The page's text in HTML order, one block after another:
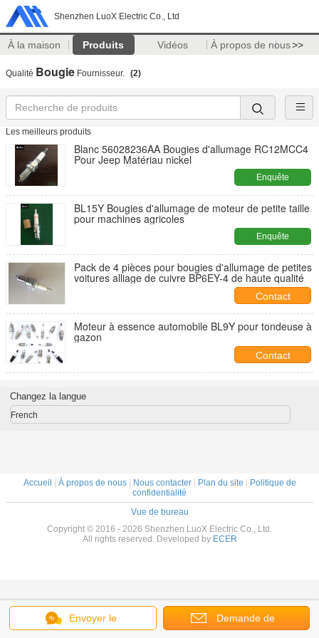
Shenzhen LuoX Electric Co., Ltd
À la maison Produits Vidéos À propos de nous>>
Qualité Bougie Fournisseur. (2)
Les meilleurs produits
Blanc 56028236AA Bougies d'allumage RC12MCC4
Pour Jeep Matériau nickel
Enquête
maintenant
BL15Y Bougies d'allumage de moteur de petite taille
pour machines agricoles
Enquête
maintenant
Pack de 4 pièces pour bougies d'allumage de petites
voitures alliage de cuivre BP6EY-4 de haute qualité
Contact
Moteur à essence automobile BL9Y pour tondeuse à
gazon
Contact
Envoyer le Demande de
Changez la langue
French
Accueil À propos de nous| Nous contacter| Plan du site
Politique de
confidentialité
Vue de bureau
Copyright © 2016 - 2026 Shenzhen LuoX Electric Co., Ltd.
All rights reserved. Developed by ECER